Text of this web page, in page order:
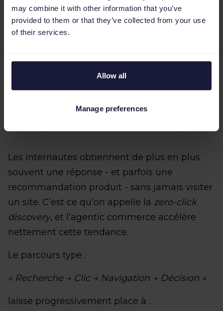
may combine it with other information that you’ve
provided to them or that they’ve collected from your use
of their services.
Allow all
Manage preferences
Pourquoi l’agentic
commerce devient
Vers une ère du « zero-click buying
Les internautes obtiennent de plus en plus
souvent une réponse - et parfois une
recommandation produit - sans jamais visiter
un site. C’est ce qu’on appelle la zero-click
discovery, et l’agentic commerce accélère
nettement cette tendance.
Le parcours type :
« Recherche → Clic → Navigation → Décision »
laisse progressivement place à :